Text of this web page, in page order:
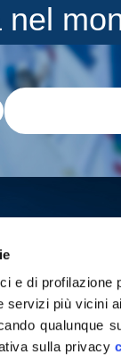
e di
servizi più vicini
qualunque
sulla privacy
nel